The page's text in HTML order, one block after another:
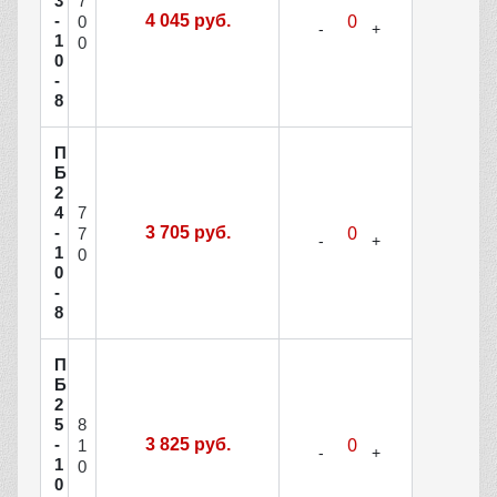
-
1
0
-
8
0
0
4 045 руб.
П
Б
2
4
-
1
0
-
8
7
7
0
3 705 руб.
П
Б
2
5
-
1
0
8
1
0
3 825 руб.